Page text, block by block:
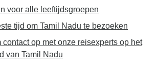
voor alle leeftijdsgroepen
tijd om Tamil Nadu te bezoeken
contact op met onze reisexperts op het
van Tamil Nadu